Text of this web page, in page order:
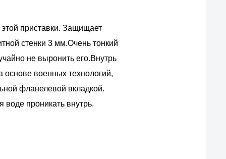
приставки. Защищает
стенки 3 мм.Очень тонкий
не выронить его.Внутрь
основе военных технологий,
фланелевой вкладкой.
проникать внутрь.